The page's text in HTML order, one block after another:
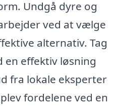
Undgå dyre og
ved at vælge
alternativ. Tag
effektiv løsning
fra lokale eksperter
fordelene ved en